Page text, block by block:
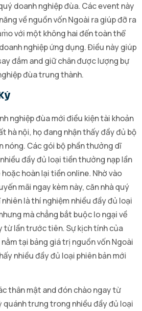
doanh nghiệp đùa. Các event này
về nguồn vốn Ngoài ra giúp đỡ ra
với một không hai đến toàn thể
nghiệp ứng dụng. Điều này giúp
đắm and giữ chân được lượng bự
đùa trung thành.
nghiệp đùa mới điều kiện tài khoản
hà nội, họ đang nhận thấy đầy đủ bộ
nóng. Các gói bộ phần thưởng dĩ
đầy đủ loại tiền thưởng nạp lần
hoàn lại tiền online. Nhờ vào
mãi ngay kèm này, căn nhà quý
là thí nghiệm nhiều đầy đủ loại
mà chẳng bắt buộc lo ngại về
từ lần trước tiên. Sự kịch tính của
tại bảng giá trị nguồn vốn Ngoài
nhiều đầy đủ loại phiên bản mới
thân mật and đón chào ngay từ
quánh trưng trong nhiều đầy đủ loại